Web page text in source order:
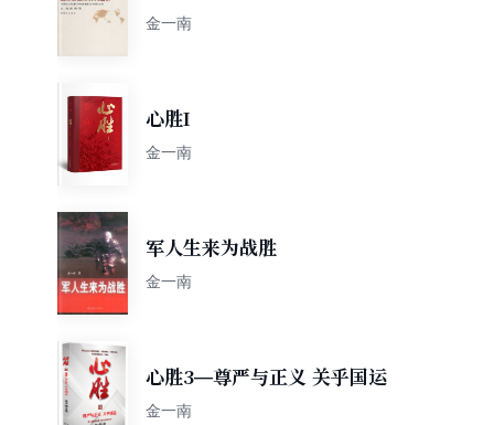
金一南
心胜I
金一南
军人生来为战胜
金一南
心胜3—尊严与正义 关乎国运
金一南